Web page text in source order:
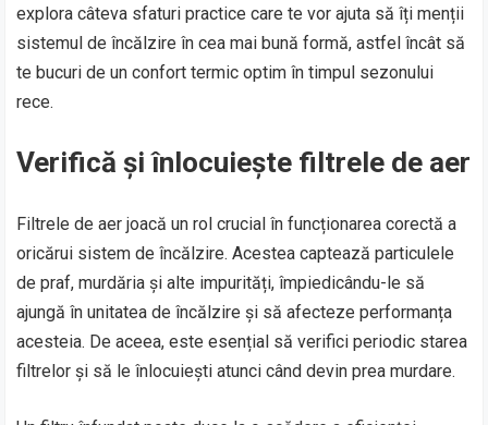
explora câteva sfaturi practice care te vor ajuta să îți menții
sistemul de încălzire în cea mai bună formă, astfel încât să
te bucuri de un confort termic optim în timpul sezonului
rece.
Verifică și înlocuiește filtrele de aer
Filtrele de aer joacă un rol crucial în funcționarea corectă a
oricărui sistem de încălzire. Acestea captează particulele
de praf, murdăria și alte impurități, împiedicându-le să
ajungă în unitatea de încălzire și să afecteze performanța
acesteia. De aceea, este esențial să verifici periodic starea
filtrelor și să le înlocuiești atunci când devin prea murdare.